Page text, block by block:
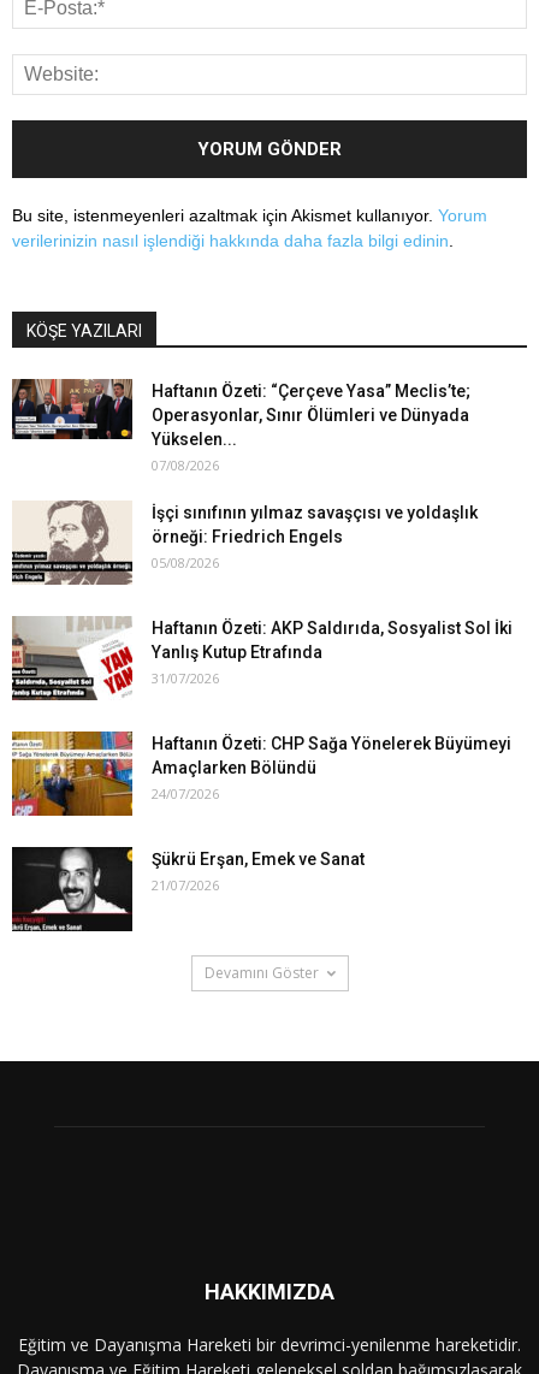
Bu site, istenmeyenleri azaltmak için Akismet kullanıyor. Yorum
verilerinizin nasıl işlendiği hakkında daha fazla bilgi edinin.
KÖŞE YAZILARI
Haftanın Özeti: “Çerçeve Yasa” Meclis’te;
Operasyonlar, Sınır Ölümleri ve Dünyada
Yükselen...
07/08/2026
İşçi sınıfının yılmaz savaşçısı ve yoldaşlık
örneği: Friedrich Engels
05/08/2026
Haftanın Özeti: AKP Saldırıda, Sosyalist Sol İki
Yanlış Kutup Etrafında
31/07/2026
Haftanın Özeti: CHP Sağa Yönelerek Büyümeyi
Amaçlarken Bölündü
24/07/2026
Şükrü Erşan, Emek ve Sanat
21/07/2026
Devamını Göster
HAKKIMIZDA
Eğitim ve Dayanışma Hareketi bir devrimci-yenilenme hareketidir.